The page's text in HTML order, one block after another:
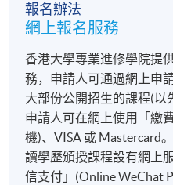
報名辦法
網上報名服務
香港大學專業進修學院提
務，申請人可通過網上申
大部份公開招生的課程(以
申請人可在網上使用「繳
機)、VISA 或 Mastercard
讀學歷頒授課程設有網上
信支付」(Online WeChat